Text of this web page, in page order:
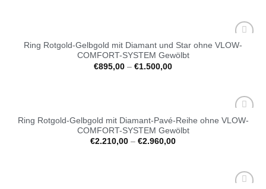
Auf die
Ring Rotgold-Gelbgold mit Diamant und Star ohne VLOW-
COMFORT-SYSTEM Gewölbt
€895,00 – €1.500,00
Auf die
Ring Rotgold-Gelbgold mit Diamant-Pavé-Reihe ohne VLOW-
COMFORT-SYSTEM Gewölbt
€2.210,00 – €2.960,00